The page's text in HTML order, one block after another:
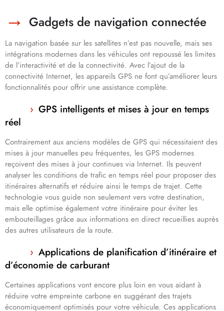
Gadgets de navigation connectée
La navigation basée sur les satellites n’est pas nouvelle, mais ses
intégrations modernes dans les véhicules ont repoussé les limites
de l’interactivité et de la connectivité. Avec l’ajout de la
connectivité Internet, les appareils GPS ne font qu’améliorer leurs
fonctionnalités pour offrir une assistance complète.
GPS intelligents et mises à jour en temps
réel
Contrairement aux anciens modèles de GPS qui nécessitaient des
mises à jour manuelles peu fréquentes, les GPS modernes
reçoivent des mises à jour continues via Internet. Ils peuvent
analyser les conditions de trafic en temps réel pour proposer des
itinéraires alternatifs et réduire ainsi le temps de trajet. Cette
technologie vous guide non seulement vers votre destination,
mais elle optimise également votre itinéraire pour éviter les
embouteillages grâce aux informations en direct recueillies auprès
des autres utilisateurs de la route.
Applications de planification d’itinéraire et
d’économie de carburant
Certaines applications vont encore plus loin en vous aidant à
réduire votre empreinte carbone en suggérant des trajets
économiquement optimisés pour votre véhicule. Ces applications